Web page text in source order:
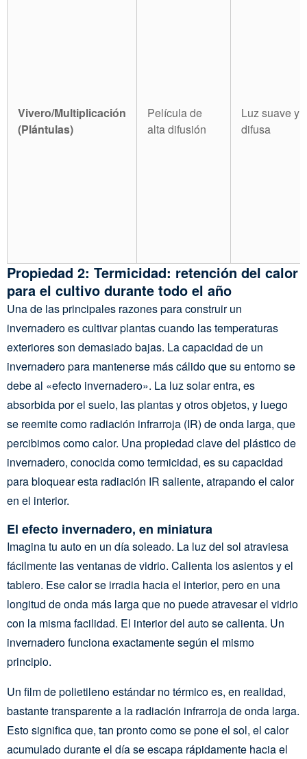
Vivero/Multiplicación
(Plántulas)
Película de
alta difusión
Luz suave y
difusa
Propiedad 2: Termicidad: retención del calor
para el cultivo durante todo el año
Una de las principales razones para construir un
invernadero es cultivar plantas cuando las temperaturas
exteriores son demasiado bajas. La capacidad de un
invernadero para mantenerse más cálido que su entorno se
debe al «efecto invernadero». La luz solar entra, es
absorbida por el suelo, las plantas y otros objetos, y luego
se reemite como radiación infrarroja (IR) de onda larga, que
percibimos como calor. Una propiedad clave del plástico de
invernadero, conocida como termicidad, es su capacidad
para bloquear esta radiación IR saliente, atrapando el calor
en el interior.
El efecto invernadero, en miniatura
Imagina tu auto en un día soleado. La luz del sol atraviesa
fácilmente las ventanas de vidrio. Calienta los asientos y el
tablero. Ese calor se irradia hacia el interior, pero en una
longitud de onda más larga que no puede atravesar el vidrio
con la misma facilidad. El interior del auto se calienta. Un
invernadero funciona exactamente según el mismo
principio.
Un film de polietileno estándar no térmico es, en realidad,
bastante transparente a la radiación infrarroja de onda larga.
Esto significa que, tan pronto como se pone el sol, el calor
acumulado durante el día se escapa rápidamente hacia el